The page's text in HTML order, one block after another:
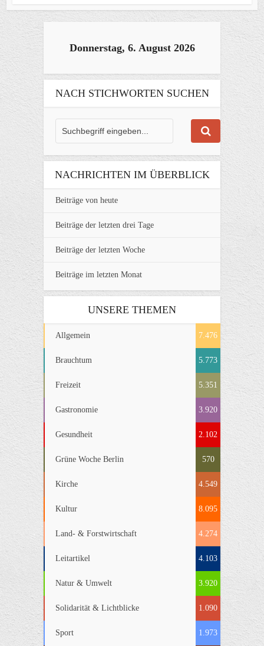
Donnerstag, 6. August 2026
NACH STICHWORTEN SUCHEN
NACHRICHTEN IM ÜBERBLICK
Beiträge von heute
Beiträge der letzten drei Tage
Beiträge der letzten Woche
Beiträge im letzten Monat
UNSERE THEMEN
Allgemein 7.476
Brauchtum 5.773
Freizeit 5.351
Gastronomie 3.920
Gesundheit 2.102
Grüne Woche Berlin 570
Kirche 4.549
Kultur 8.095
Land- & Forstwirtschaft 4.274
Leitartikel 4.103
Natur & Umwelt 3.920
Solidarität & Lichtblicke 1.090
Sport 1.973